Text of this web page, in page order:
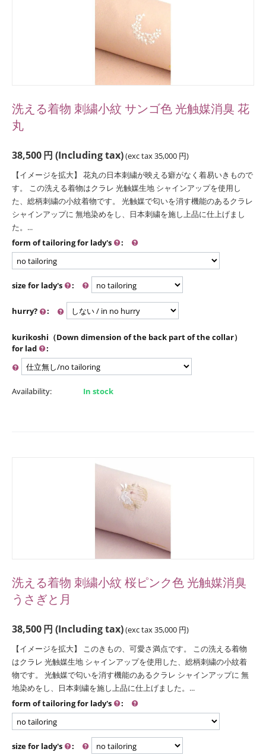
洗える着物 刺繍小紋 サンゴ色 光触媒消臭 花
丸
38,500円 (Including tax)(exc tax35,000 円)
【イメージを拡大】 花丸の日本刺繍が映える癖がなく着易いきもので
す。 この洗える着物はクラレ 光触媒生地 シャインアップを使用し
た、総柄刺繍の小紋着物です。 光触媒で匂いを消す機能のあるクラレ
シャインアップに 無地染めをし、日本刺繍を施し上品に仕上げまし
た。...
form of tailoring for lady's
:
size for lady's :
hurry? :
kurikoshi（Down dimension of the back part of the collar）
for lad
:
Availability: In stock
洗える着物 刺繍小紋 桜ピンク色 光触媒消臭
うさぎと月
38,500円 (Including tax)(exc tax35,000 円)
【イメージを拡大】 このきもの、可愛さ満点です。 この洗える着物
はクラレ 光触媒生地 シャインアップを使用した、総柄刺繍の小紋着
物です。 光触媒で匂いを消す機能のあるクラレ シャインアップに 無
地染めをし、日本刺繍を施し上品に仕上げました。...
form of tailoring for lady's
:
size for lady's :